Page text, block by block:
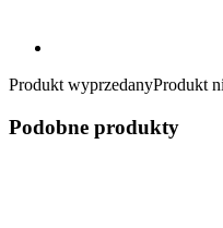
Produkt wyprzedanyProdukt
Podobne produkty